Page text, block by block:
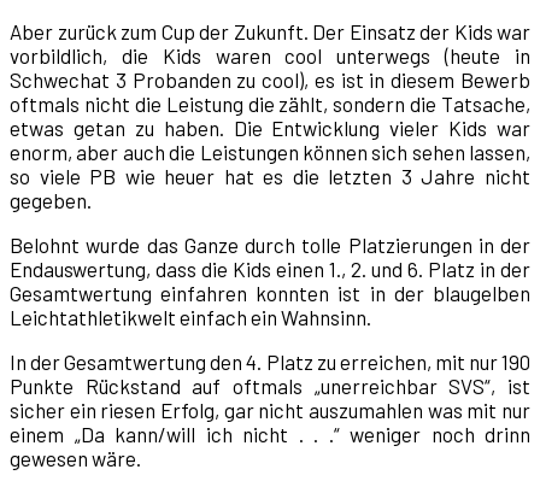
Aber zurück zum Cup der Zukunft. Der Einsatz der Kids war
vorbildlich, die Kids waren cool unterwegs (heute in
Schwechat 3 Probanden zu cool), es ist in diesem Bewerb
oftmals nicht die Leistung die zählt, sondern die Tatsache,
etwas getan zu haben. Die Entwicklung vieler Kids war
enorm, aber auch die Leistungen können sich sehen lassen,
so viele PB wie heuer hat es die letzten 3 Jahre nicht
gegeben.
Belohnt wurde das Ganze durch tolle Platzierungen in der
Endauswertung, dass die Kids einen 1., 2. und 6. Platz in der
Gesamtwertung einfahren konnten ist in der blaugelben
Leichtathletikwelt einfach ein Wahnsinn.
In der Gesamtwertung den 4. Platz zu erreichen, mit nur 190
Punkte Rückstand auf oftmals „unerreichbar SVS“, ist
sicher ein riesen Erfolg, gar nicht auszumahlen was mit nur
einem „Da kann/will ich nicht . . .“ weniger noch drinn
gewesen wäre.